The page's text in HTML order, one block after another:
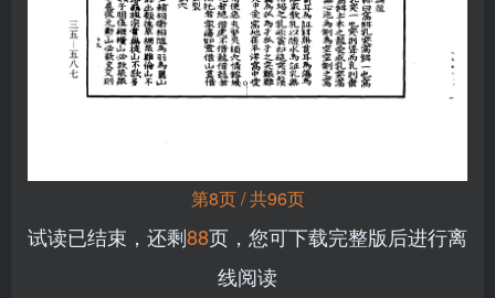
第8页 / 共96页
试读已结束，还剩88页，您可下载完整版后进行离
线阅读